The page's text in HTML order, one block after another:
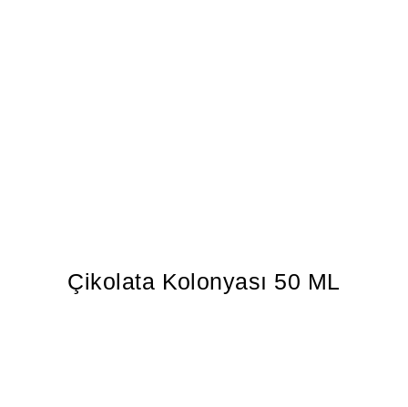
Çikolata Kolonyası 50 ML